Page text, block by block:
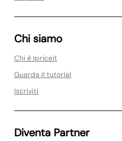
Chi siamo
Chi è Ipriceit
Guarda il tutorial
Iscriviti
Diventa Partner